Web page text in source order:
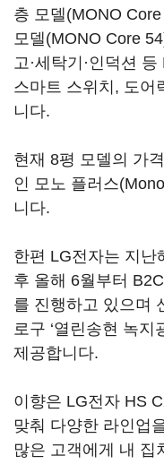
층 모델(MONO
모델(MONO Core
고·세탁기·인덕션
스마트 스위치, 도어
니다.
현재 8평 모델의 가
인 모노 플러스
니다.
한편 LG전자는 지난
후 올해 6월부터
를 진행하고 있으며
로구 ‘열린송현 녹지
제공합니다.
이향은 LG전자 HS
맞춰 다양한 라인업
많은 고객에게 내 집